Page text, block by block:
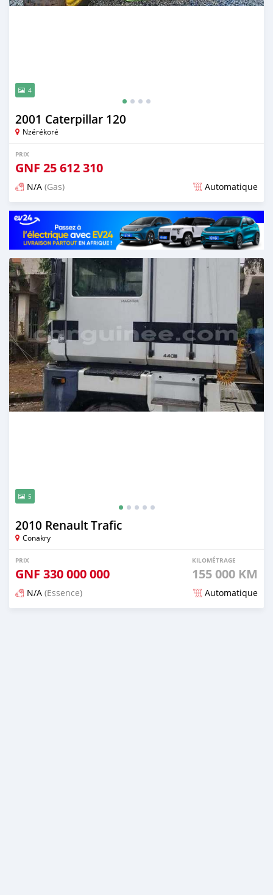
4
2001 Caterpillar 120
Nzérékoré
PRIX
GNF 25 612 310
N/A (Gas) Automatique
Publié il y a 6 mois
5
2010 Renault Trafic
Conakry
PRIX
GNF 330 000 000
KILOMÉTRAGE
155 000 KM
N/A (Essence) Automatique